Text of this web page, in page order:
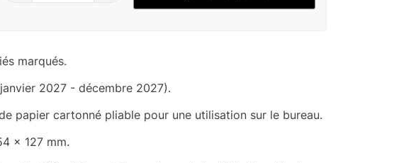
marqués.
2027 - décembre 2027).
papier cartonné pliable pour une utilisation sur le bureau.
x 127 mm.